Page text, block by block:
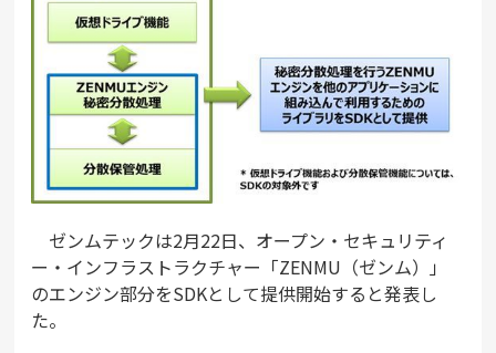
ゼンムテックは2月22日、オープン・セキュリティ
ー・インフラストラクチャー「ZENMU（ゼンム）」
のエンジン部分をSDKとして提供開始すると発表し
た。